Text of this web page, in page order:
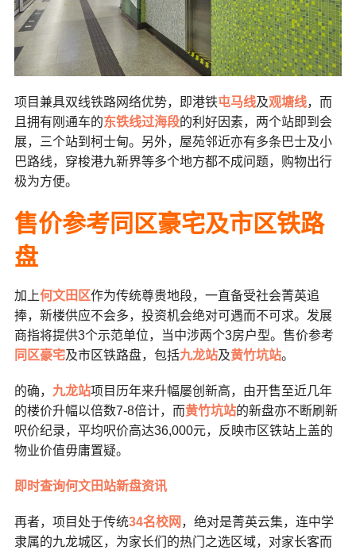
项目兼具双线铁路网络优势，即港铁屯马线及观塘线，而
且拥有刚通车的东铁线过海段的利好因素， 两个站即到会
展，
三个站到柯士甸。 另外，屋苑邻近亦有多条巴士及小
巴路线， 穿梭港九新界等多个地方都不成问题，购物出行
极为方便。
售价参考同区豪宅及市区铁路
盘
加上何文田区作为传统尊贵地段，一直备受社会菁英追
捧，新楼供应不会多，投资机会绝对可遇而不可求。发展
商指将提供3个示范单位，当中涉两个3房户型。售价参考
同区豪宅及市区铁路盘，包括九龙站及黄竹坑站。
的确， 九龙站项目历年来升幅屡创新高， 由开售至近几年
的楼价升幅以倍数7-8倍计，而黄竹坑站的新盘亦不断刷新
呎价纪录， 平均呎价高达36,000元，反映市区铁站上盖的
物业价值毋庸置疑。
即时查询何文田站新盘资讯
再者，项目处于传统34名校网 ，绝对是菁英云集， 连中学
隶属的九龙城区，为家长们的热门之选区域， 对家长客而